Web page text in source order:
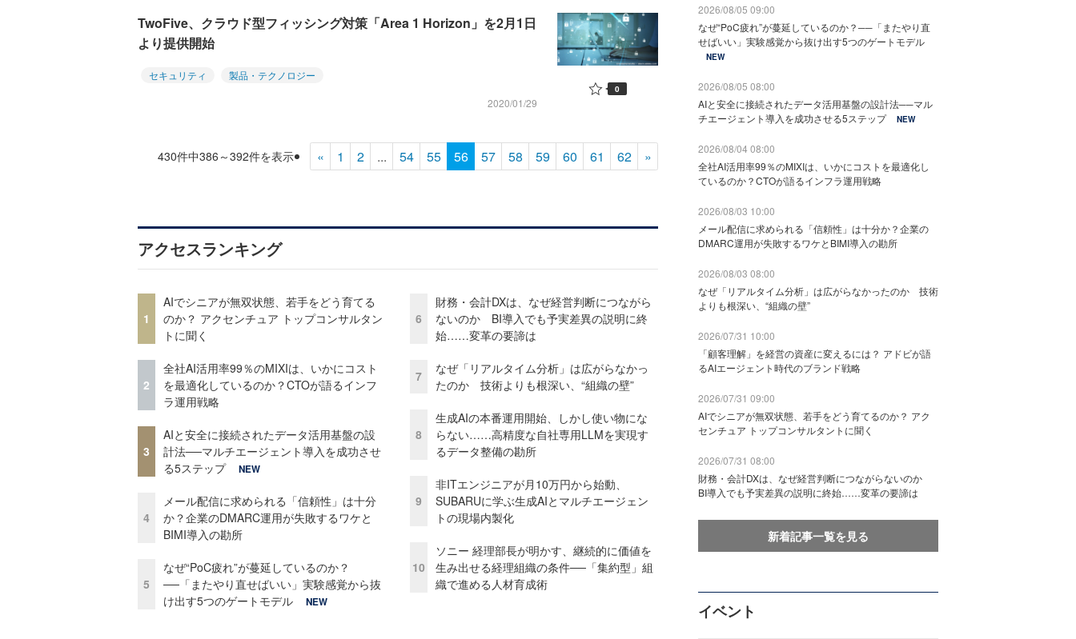
TwoFive、クラウド型フィッシング対策「Area 1 Horizon」を2月1日
より提供開始
セキュリティ 製品・テクノロジー
2020/01/29
0
430件中386～392件を表示 « 1 2 ... 54 55 56 57 58 59 60 61 62 »
アクセスランキング
1
AIでシニアが無双状態、若手をどう育てる
のか？ アクセンチュア トップコンサルタン
トに聞く
2
全社AI活用率99％のMIXIは、いかにコスト
を最適化しているのか？CTOが語るインフ
ラ運用戦略
3
AIと安全に接続されたデータ活用基盤の設
計法──マルチエージェント導入を成功させ
る5ステップ
NEW
4
メール配信に求められる「信頼性」は十分
か？企業のDMARC運用が失敗するワケと
BIMI導入の勘所
5
なぜ“PoC疲れ”が蔓延しているのか？
──「またやり直せばいい」実験感覚から抜
け出す5つのゲートモデル
NEW
6
財務・会計DXは、なぜ経営判断につながら
ないのか BI導入でも予実差異の説明に終
始……変革の要諦は
7
なぜ「リアルタイム分析」は広がらなかっ
たのか 技術よりも根深い、“組織の壁”
8
生成AIの本番運用開始、しかし使い物にな
らない……高精度な自社専用LLMを実現す
るデータ整備の勘所
9
非ITエンジニアが月10万円から始動、
SUBARUに学ぶ生成AIとマルチエージェン
トの現場内製化
10
ソニー 経理部長が明かす、継続的に価値を
生み出せる経理組織の条件──「集約型」組
織で進める人材育成術
2026/08/05 09:00
なぜ“PoC疲れ”が蔓延しているのか？──「またやり直
せばいい」実験感覚から抜け出す5つのゲートモデル
NEW
2026/08/05 08:00
AIと安全に接続されたデータ活用基盤の設計法──マル
チエージェント導入を成功させる5ステップ
NEW
2026/08/04 08:00
全社AI活用率99％のMIXIは、いかにコストを最適化し
ているのか？CTOが語るインフラ運用戦略
2026/08/03 10:00
メール配信に求められる「信頼性」は十分か？企業の
DMARC運用が失敗するワケとBIMI導入の勘所
2026/08/03 08:00
なぜ「リアルタイム分析」は広がらなかったのか 技術
よりも根深い、“組織の壁”
2026/07/31 10:00
「顧客理解」を経営の資産に変えるには？ アドビが語
るAIエージェント時代のブランド戦略
2026/07/31 09:00
AIでシニアが無双状態、若手をどう育てるのか？ アク
センチュア トップコンサルタントに聞く
2026/07/31 08:00
財務・会計DXは、なぜ経営判断につながらないのか
BI導入でも予実差異の説明に終始……変革の要諦は
新着記事一覧を見る
イベント